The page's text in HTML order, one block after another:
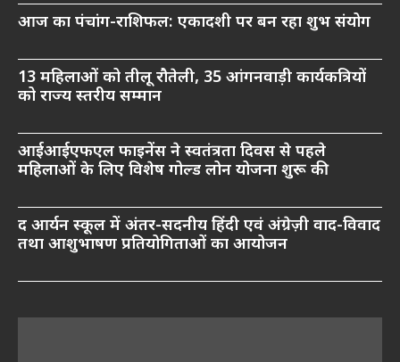
आज का पंचांग-राशिफल: एकादशी पर बन रहा शुभ संयोग
13 महिलाओं को तीलू रौतेली, 35 आंगनवाड़ी कार्यकत्रियों
को राज्य स्तरीय सम्मान
आईआईएफएल फाइनेंस ने स्वतंत्रता दिवस से पहले
महिलाओं के लिए विशेष गोल्ड लोन योजना शुरू की
द आर्यन स्कूल में अंतर-सदनीय हिंदी एवं अंग्रेज़ी वाद-विवाद
तथा आशुभाषण प्रतियोगिताओं का आयोजन